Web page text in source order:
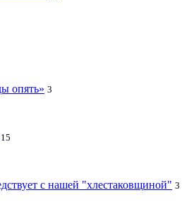
опять» 3
15
с нашей "хлестаковщиной" 3